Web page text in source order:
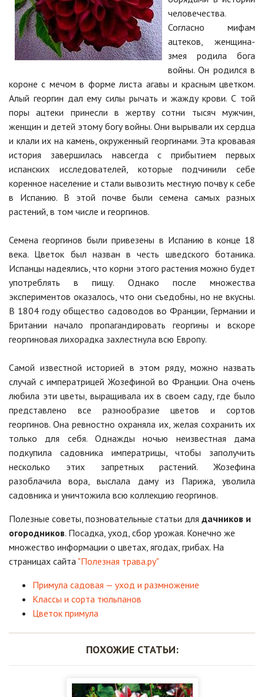
человечества.
Согласно мифам
ацтеков, женщина-
змея родила бога
войны. Он родился в
короне с мечом в форме листа агавы и красным цветком.
Алый георгин дал ему силы рычать и жажду крови. С той
поры ацтеки принесли в жертву сотни тысяч мужчин,
женщин и детей этому богу войны. Они вырывали их сердца
и клали их на камень, окруженный георгинами. Эта кровавая
история завершилась навсегда с прибытием первых
испанских исследователей, которые подчинили себе
коренное население и стали вывозить местную почву к себе
в Испанию. В этой почве были семена самых разных
растений, в том числе и георгинов.
Семена георгинов были привезены в Испанию в конце 18
века. Цветок был назван в честь шведского ботаника.
Испанцы надеялись, что корни этого растения можно будет
употреблять в пищу. Однако после множества
экспериментов оказалось, что они съедобны, но не вкусны.
В 1804 году общество садоводов во Франции, Германии и
Британии начало пропагандировать георгины и вскоре
георгиновая лихорадка захлестнула всю Европу.
Самой известной историей в этом ряду, можно назвать
случай с императрицей Жозефиной во Франции. Она очень
любила эти цветы, выращивала их в своем саду, где было
представлено все разнообразие цветов и сортов
георгинов. Она ревностно охраняла их, желая сохранить их
только для себя. Однажды ночью неизвестная дама
подкупила садовника императрицы, чтобы заполучить
несколько этих запретных растений. Жозефина
разоблачила вора, выслала даму из Парижа, уволила
садовника и уничтожила всю коллекцию георгинов.
Полезные советы, позновательные статьи для дачников и
огородников. Посадка, уход, сбор урожая. Конечно же
множество информации о цветах, ягодах, грибах. На
страницах сайта "Полезная трава.ру"
Примула садовая — уход и размножение
Классы и сорта тюльпанов
Цветок примула
ПОХОЖИЕ СТАТЬИ: